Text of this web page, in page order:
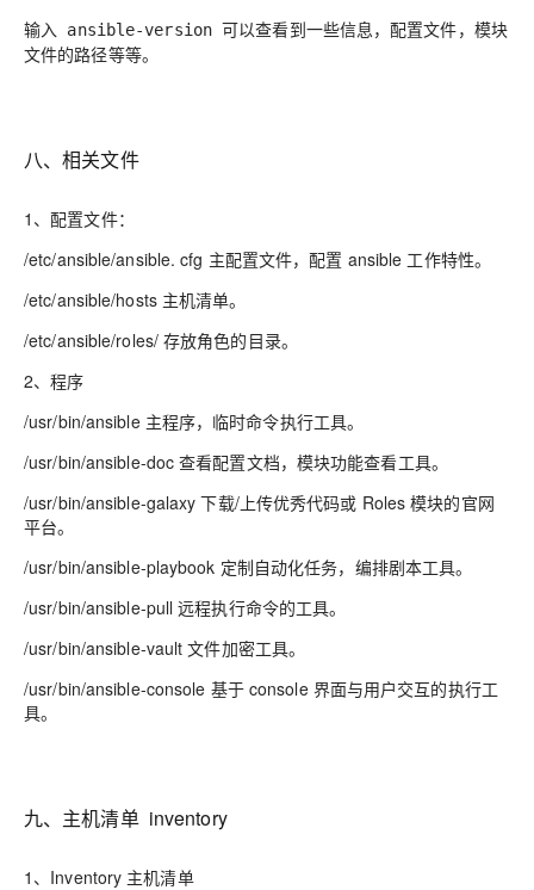
输入
ansible-version可以查看到一些信息，配置文件，模块
文件的路径等等。
八、相关文件
1、配置文件：
/etc/ansible/ansible. cfg 主配置文件，配置 ansible 工作特性。
/etc/ansible/hosts 主机清单。
/etc/ansible/roles/ 存放角色的目录。
2、程序
/usr/bin/ansible 主程序，临时命令执行工具。
/usr/bin/ansible-doc 查看配置文档，模块功能查看工具。
/usr/bin/ansible-galaxy 下载/上传优秀代码或 Roles 模块的官网
平台。
/usr/bin/ansible-playbook 定制自动化任务，编排剧本工具。
/usr/bin/ansible-pull 远程执行命令的工具。
/usr/bin/ansible-vault 文件加密工具。
/usr/bin/ansible-console 基于 console 界面与用户交互的执行工
具。
九、主机清单 inventory
1、Inventory 主机清单